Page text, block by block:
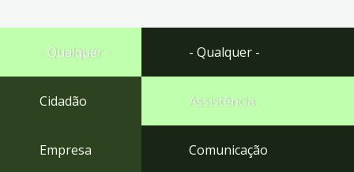
Ir
rodapé
- Qualquer -
Cidadão
Empresa
- Qualquer -
Assistência
Comunicação